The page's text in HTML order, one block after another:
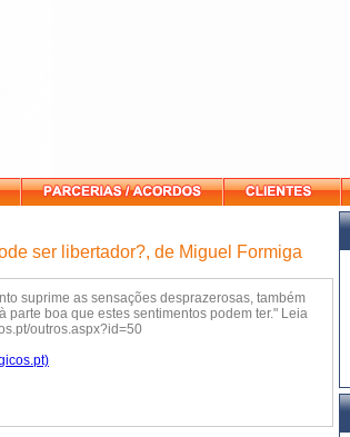
ser libertador?, de Miguel Formiga
suprime as sensações desprazerosas, também
boa que estes sentimentos podem ter." Leia
outros.aspx?id=50